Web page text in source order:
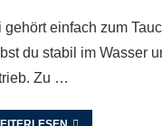
gehört einfach zum
du stabil im Wasser
Zu …